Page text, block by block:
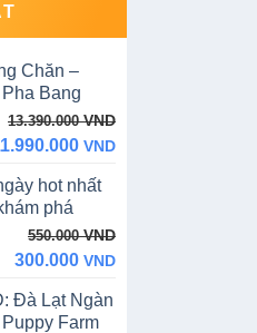
Chăn –
Bang
13.390.000VND
VND
hot nhất
phá
550.000VND
300.000 VND
Đà Lạt Ngàn
Farm